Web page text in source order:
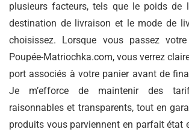
plusieurs facteurs, tels que le poids de
destination de livraison et le mode de
choisissez. Lorsque vous passez
Poupée-Matriochka.com, vous verrez
port associés à votre panier avant de
Je m’efforce de maintenir des
raisonnables et transparents, tout en
produits vous parviennent en parfait état